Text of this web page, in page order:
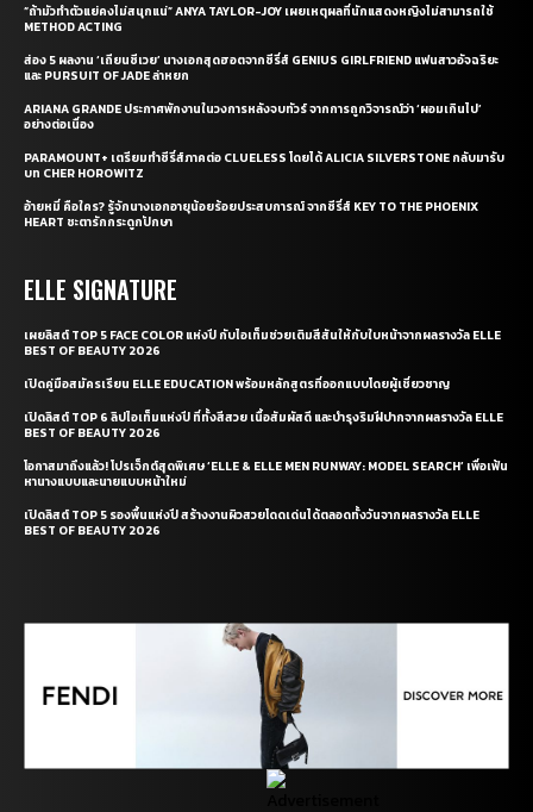
“ถ้ามัวทำตัวแย่คงไม่สนุกแน่” ANYA TAYLOR-JOY เผยเหตุผลที่นักแสดงหญิงไม่สามารถใช้
METHOD ACTING
ส่อง 5 ผลงาน ‘เถียนซีเวย’ นางเอกสุดฮอตจากซีรี่ส์ GENIUS GIRLFRIEND แฟนสาวอัจฉริยะ
และ PURSUIT OF JADE ล่าหยก
ARIANA GRANDE ประกาศพักงานในวงการหลังจบทัวร์ จากการถูกวิจารณ์ว่า ‘ผอมเกินไป’
อย่างต่อเนื่อง
PARAMOUNT+ เตรียมทำซีรี่ส์ภาคต่อ CLUELESS โดยได้ ALICIA SILVERSTONE กลับมารับ
บท CHER HOROWITZ
อ้ายหมี่ คือใคร? รู้จักนางเอกอายุน้อยร้อยประสบการณ์ จากซีรี่ส์ KEY TO THE PHOENIX
HEART ชะตารักกระดูกปักษา
ELLE SIGNATURE
เผยลิสต์ TOP 5 FACE COLOR แห่งปี กับไอเท็มช่วยเติมสีสันให้กับใบหน้าจากผลรางวัล ELLE
BEST OF BEAUTY 2026
เปิดคู่มือสมัครเรียน ELLE EDUCATION พร้อมหลักสูตรที่ออกแบบโดยผู้เชี่ยวชาญ
เปิดลิสต์ TOP 6 ลิปไอเท็มแห่งปี ที่ทั้งสีสวย เนื้อสัมผัสดี และบำรุงริมฝีปากจากผลรางวัล ELLE
BEST OF BEAUTY 2026
โอกาสมาถึงแล้ว! โปรเจ็กต์สุดพิเศษ ‘ELLE & ELLE MEN RUNWAY: MODEL SEARCH’ เพื่อเฟ้น
หานางแบบและนายแบบหน้าใหม่
เปิดลิสต์ TOP 5 รองพื้นแห่งปี สร้างงานผิวสวยโดดเด่นได้ตลอดทั้งวันจากผลรางวัล ELLE
BEST OF BEAUTY 2026